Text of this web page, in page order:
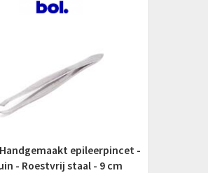
Beauty
epileerpincet -
- Roestvrij staal - 9 cm